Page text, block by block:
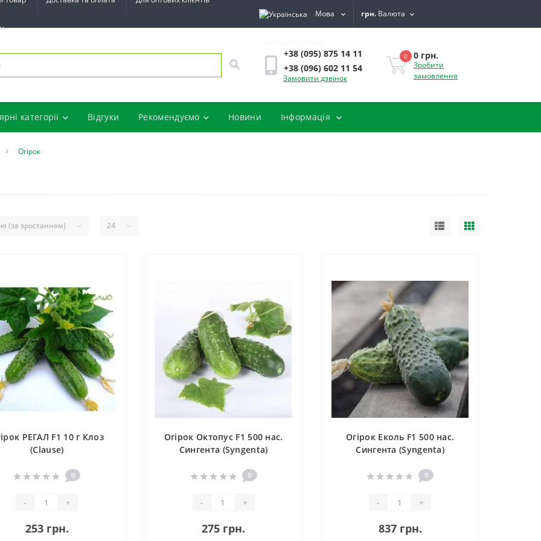
Мова грн. Валюта
+38 (095) 875 14 11
+38 (096) 602 11 54
Замовити дзвінок
0 0 грн.
Зробити
замовлення
категорії Відгуки Рекомендуємо Новини Інформація
Огірок
РЕГАЛ F1 10 г Клоз
(Clause)
0
- +
253 грн.
Огірок Октопус F1 500 нас.
Сингента (Syngenta)
0
- +
275 грн.
Огірок Еколь F1 500 нас.
Сингента (Syngenta)
0
- +
837 грн.